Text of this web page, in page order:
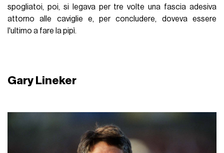
spogliatoi, poi, si legava per tre volte una fascia adesiva
attorno alle caviglie e, per concludere, doveva essere
l'ultimo a fare la pipì.
Gary Lineker